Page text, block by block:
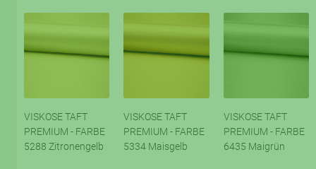
VISKOSE TAFT
PREMIUM - FARBE
5288 Zitronengelb
VISKOSE TAFT
PREMIUM - FARBE
5334 Maisgelb
VISKOSE TAFT
PREMIUM - FARBE
6435 Maigrün